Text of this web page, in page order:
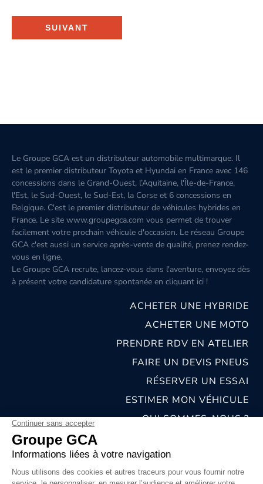
SUIVANT
Le Groupe GCA est un distributeur automobile multimarque. Il
est le premier distributeur Toyota et Hyundai en France avec 146
concessions dans le Grand-Ouest, l’Aquitaine, l'Île-de-France,
l'Est, le Sud-Ouest, le Sud-Est, la Corse et 6 concessions en
Belgique. C'est le premier distributeur de véhicules hybrides en
France. Le site www.groupegca.com vous permet de trouver
facilement votre prochain véhicule d'occasion. Le réseau Groupe
GCA c'est aussi un service après-vente de qualité, prenez rendez-
vous en ligne.
Le Groupe GCA recrute, lancez-vous dans l'aventure, envoyez dès
à présent votre candidature spontanée en cliquant ici !
ACHETER UNE HYBRIDE
ACHETER UNE MOTO
PRENDRE RDV EN ATELIER
FAIRE UN DEVIS PNEUS
RÉSERVER UN ESSAI
ESTIMER MON VÉHICULE
QUI SOMMES-NOUS ?
NOS CONCESSIONS & CARROSSERIES
MENTIONS LÉGALES